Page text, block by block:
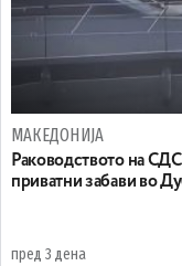
МАКЕДОНИЈА
Раководството на
приватни забави во
пред 3 дена